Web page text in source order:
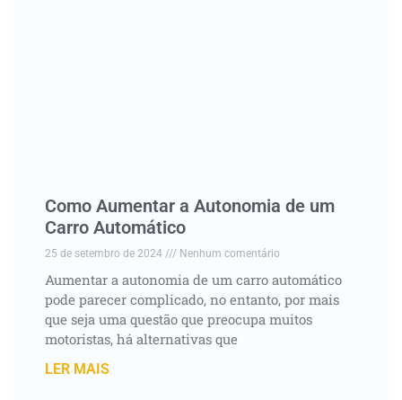
Como Aumentar a Autonomia de um
Carro Automático
25 de setembro de 2024 Nenhum comentário
Aumentar a autonomia de um carro automático
pode parecer complicado, no entanto, por mais
que seja uma questão que preocupa muitos
motoristas, há alternativas que
LER MAIS